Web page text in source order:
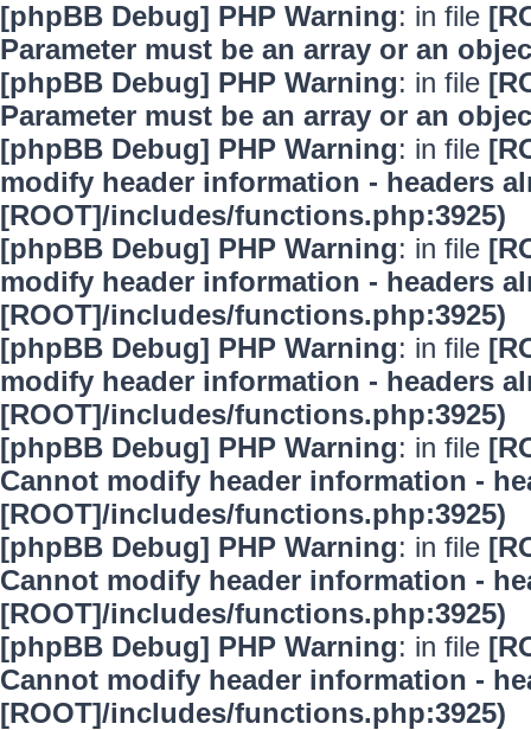
[phpBB Debug] PHP Warning: in file
Parameter must be an array or an
[phpBB Debug] PHP Warning: in file
Parameter must be an array or an
[phpBB Debug] PHP Warning: in file
modify header information - headers
[ROOT]/includes/functions.php:3925)
[phpBB Debug] PHP Warning: in file
modify header information - headers
[ROOT]/includes/functions.php:3925)
[phpBB Debug] PHP Warning: in file
modify header information - headers
[ROOT]/includes/functions.php:3925)
[phpBB Debug] PHP Warning: in file
Cannot modify header information -
[ROOT]/includes/functions.php:3925)
[phpBB Debug] PHP Warning: in file
Cannot modify header information -
[ROOT]/includes/functions.php:3925)
[phpBB Debug] PHP Warning: in file
Cannot modify header information -
[ROOT]/includes/functions.php:3925)